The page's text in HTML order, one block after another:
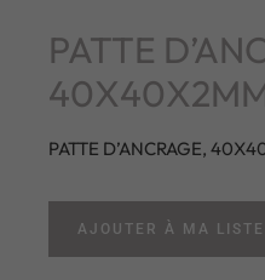
PATTE
PATTE D’ANCRAGE,
AJOUTER À MA LISTE